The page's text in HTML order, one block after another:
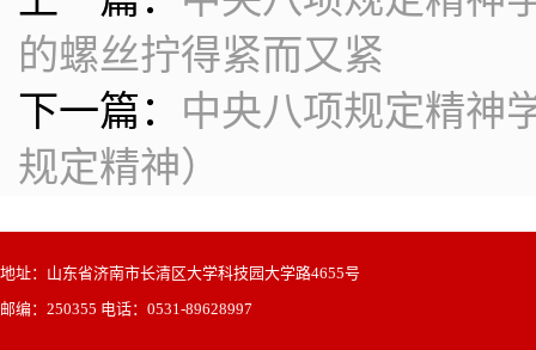
的螺丝拧得紧而又紧
下一篇： 中央八项规定精神
规定精神）
地址：山东省济南市长清区大学科技园大学路4655号
邮编：250355 电话：0531-89628997